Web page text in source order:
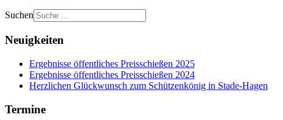
Suchen
Neuigkeiten
Ergebnisse öffentliches Preisschießen 2025
Ergebnisse öffentliches Preisschießen 2024
Herzlichen Glückwunsch zum Schützenkönig in Stade-Hagen
Termine